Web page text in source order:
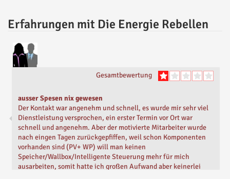
Erfahrungen mit Die Energie Rebellen
Gesamtbewertung
ausser Spesen nix gewesen
Der Kontakt war angenehm und schnell, es wurde mir sehr viel
Dienstleistung versprochen, ein erster Termin vor Ort war
schnell und angenehm. Aber der motivierte Mitarbeiter wurde
nach eingen Tagen zurückgepfiffen, weil schon Komponenten
vorhanden sind (PV+ WP) will man keinen
Speicher/Wallbox/Intelligente Steuerung mehr für mich
ausarbeiten, somit hatte ich großen Aufwand aber keinerlei